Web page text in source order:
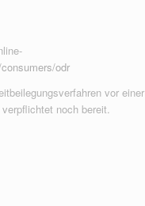
odr
vor einer
noch bereit.